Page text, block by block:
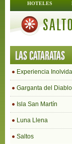
HOTELES
LAS CATARATAS
Experiencia
Garganta del Diablo
Isla San Martín
Luna Llena
Saltos